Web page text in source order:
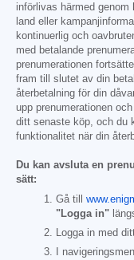
införlivas härmed genom
land eller
kontinuerlig och
med betalande
prenumerationen
fram till slutet av din
återbetalning för din
upp prenumerationen
ditt senaste köp, och du
funktionalitet när din
Du kan avsluta en
sätt:
Gå till
"Logga in"
Logga in med
I